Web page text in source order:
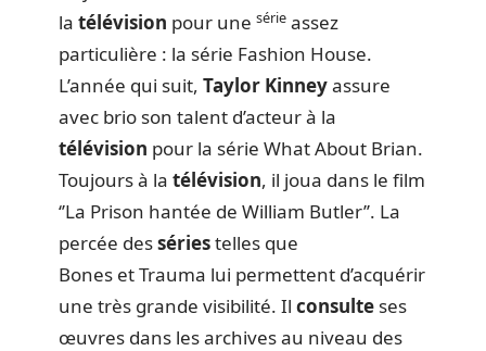
la télévision pour une série assez
particulière : la série Fashion House.
L’année qui suit, Taylor Kinneyassure
avec brio son talent d’acteur à la
télévision pour la série What About Brian.
Toujours à la télévision, il joua dans le film
‘’La Prison hantée de William Butler’’. La
percée dessériestelles que
Bones et Trauma lui permettent d’acquérir
une très grande visibilité. Il consulte ses
œuvres dans les archives au niveau des